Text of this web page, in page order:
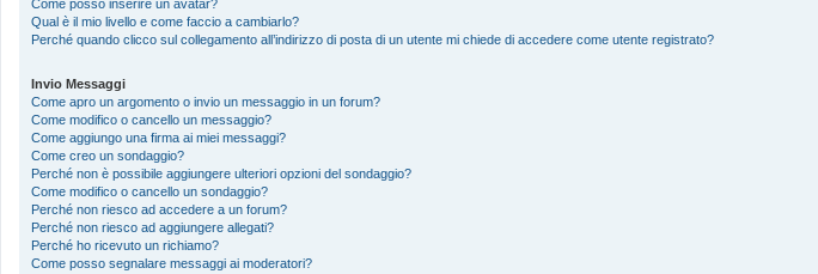
Come posso inserire un avatar?
Qual è il mio livello e come faccio a cambiarlo?
Perché quando clicco sul collegamento all’indirizzo di posta di un utente mi chiede di accedere come utente registrato?
Invio Messaggi
Come apro un argomento o invio un messaggio in un forum?
Come modifico o cancello un messaggio?
Come aggiungo una firma ai miei messaggi?
Come creo un sondaggio?
Perché non è possibile aggiungere ulteriori opzioni del sondaggio?
Come modifico o cancello un sondaggio?
Perché non riesco ad accedere a un forum?
Perché non riesco ad aggiungere allegati?
Perché ho ricevuto un richiamo?
Come posso segnalare messaggi ai moderatori?